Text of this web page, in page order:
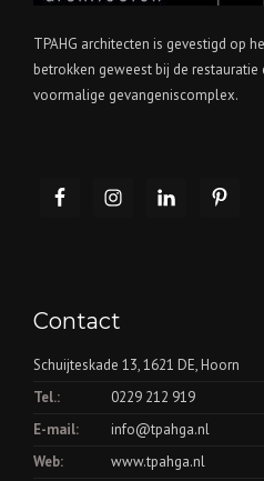
TPAHG architecten is gevestigd op
betrokken geweest bij de
voormalige gevangeniscomplex.
Contact
Schuijteskade 13, 1621 DE, Hoorn
Tel.:
0229 212 919
E-mail:
info@tpahga.nl
Web:
www.tpahga.nl